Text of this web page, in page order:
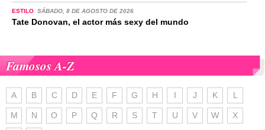
ESTILO SÁBADO, 8 DE AGOSTO DE 2026
Tate Donovan, el actor más sexy del mundo
Famosos A-Z
A B C D E F G H I J K L
M N O P Q R S T U V W X